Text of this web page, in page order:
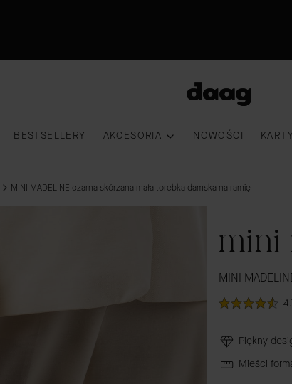
BESTSELLERY AKCESORIA NOWOŚCI
MINI MADELINE czarna skórzana mała torebka damska na ramię
mini
MINI
Piękny
Mieści